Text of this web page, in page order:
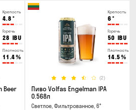
Крепость
4.8 °
Горечь
28 IBU
Плотность
11.4%
Beer
Крепость
6 °
Горечь
50 IBU
Плотность
14.5 %
(2)
Пиво Volfas Engelman IPA
0.568л
Светлое, Фильтрованное, 6°